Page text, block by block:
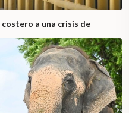
a una crisis de